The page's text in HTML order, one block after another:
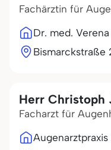
Fachärztin für
Dr. med.
Bismarckstraße
Herr Christoph
Facharzt für